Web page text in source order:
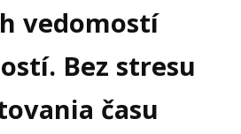
vedomostí
Bez stresu
času